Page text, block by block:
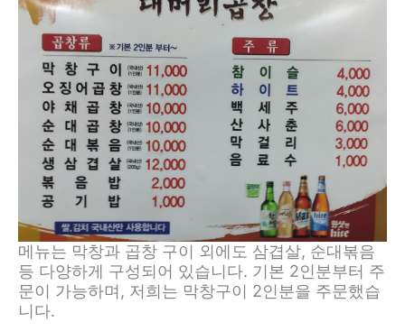
메뉴는 막창과 곱창 구이 외에도 삼겹살, 순대볶음
등 다양하게 구성되어 있습니다. 기본 2인분부터 주
문이 가능하며, 저희는 막창구이 2인분을 주문했습
니다.